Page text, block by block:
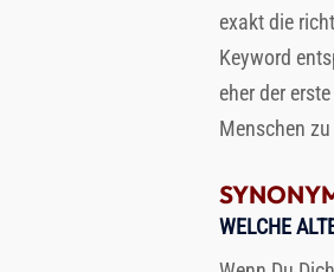
exakt die
Keyword
eher der
Menschen
WELCHE